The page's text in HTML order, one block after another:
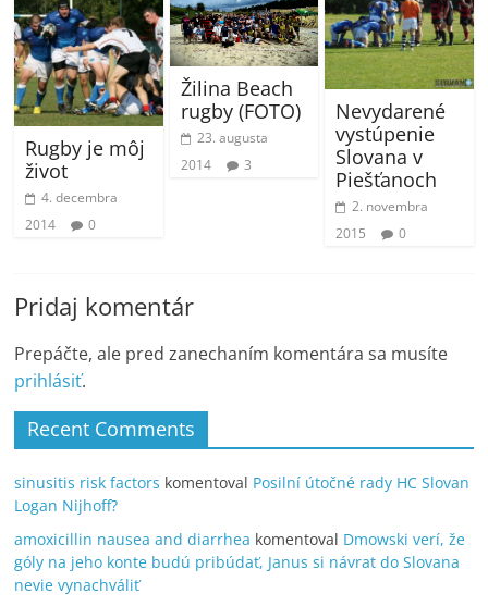
Rugby je môj
život
4. decembra
2014
0
Žilina Beach
rugby (FOTO)
23. augusta
2014
3
Nevydarené
vystúpenie
Slovana v
Piešťanoch
2. novembra
2015
0
Pridaj komentár
Prepáčte, ale pred zanechaním komentára sa musíte
prihlásiť.
Recent Comments
sinusitis risk factors komentoval Posilní útočné rady HC Slovan
Logan Nijhoff?
amoxicillin nausea and diarrhea komentoval Dmowski verí, že
góly na jeho konte budú pribúdať, Janus si návrat do Slovana
nevie vynachváliť